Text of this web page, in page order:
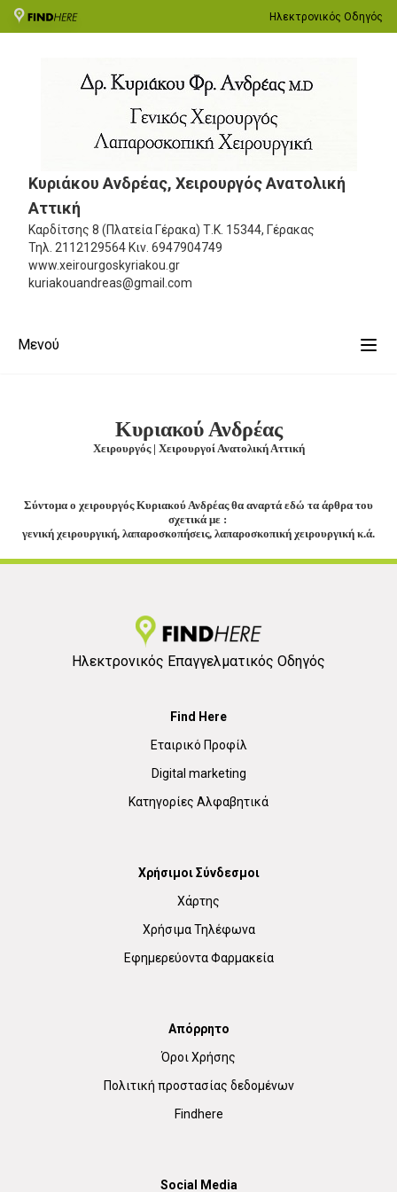
Ηλεκτρονικός Οδηγός
Κυριάκου Ανδρέας, Χειρουργός Ανατολική
Αττική
Καρδίτσης 8 (Πλατεία Γέρακα) Τ.Κ. 15344, Γέρακας
Τηλ. 2112129564 Κιν. 6947904749
www.xeirourgoskyriakou.gr
kuriakouandreas@gmail.com
Μενού
Κυριακού Ανδρέας
Χειρουργός | Χειρουργοί Ανατολική Αττική
Σύντομα ο χειρουργός Κυριακού Ανδρέας θα αναρτά εδώ τα άρθρα του
σχετικά με :
γενική χειρουργική, λαπαροσκοπήσεις, λαπαροσκοπική χειρουργική κ.ά.
Ηλεκτρονικός Επαγγελματικός Οδηγός
Find Here
Εταιρικό Προφίλ
Digital marketing
Κατηγορίες Αλφαβητικά
Χρήσιμοι Σύνδεσμοι
Χάρτης
Χρήσιμα Τηλέφωνα
Εφημερεύοντα Φαρμακεία
Απόρρητο
Όροι Χρήσης
Πολιτική προστασίας δεδομένων
Findhere
Social Media